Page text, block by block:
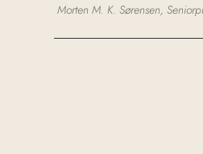
Morten M. K. Sørensen,